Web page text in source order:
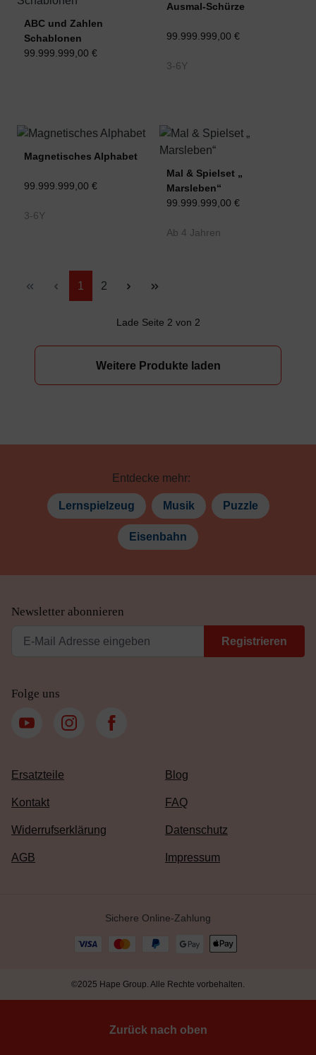
ABC und Zahlen
Schablonen
99.999.999,00 €
Ausmal-Schürze
99.999.999,00 €
3-6Y
Magnetisches Alphabet
99.999.999,00 €
3-6Y
Mal & Spielset „
Marsleben“
99.999.999,00 €
Ab 4 Jahren
Seite
1 Seite
2
Weitere Produkte laden
Lade Seite 2 von 2
Entdecke mehr:
Lernspielzeug Musik Puzzle
Eisenbahn
Newsletter abonnieren
Registrieren
Folge uns
Ersatzteile Blog
Kontakt FAQ
Widerrufserklärung Datenschutz
AGB Impressum
Sichere Online-Zahlung
©2025 Hape Group. Alle Rechte vorbehalten.
Zurück nach oben